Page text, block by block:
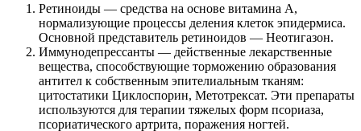
Ретиноиды — средства на основе витамина А,
нормализующие процессы деления клеток эпидермиса.
Основной представитель ретиноидов — Неотигазон.
Иммунодепрессанты — действенные лекарственные
вещества, способствующие торможению образования
антител к собственным эпителиальным тканям:
цитостатики Циклоспорин, Метотрексат. Эти препараты
используются для терапии тяжелых форм псориаза,
псориатического артрита, поражения ногтей.